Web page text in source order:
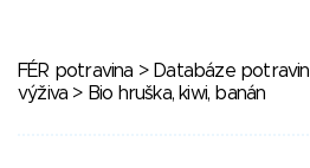
FÉR potravina > Databáze potravin
výživa > Bio hruška, kiwi, banán